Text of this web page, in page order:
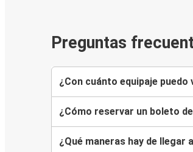
Preguntas
¿Con cuánto equipaje puedo
¿Cómo reservar un boleto
¿Qué maneras hay de llegar